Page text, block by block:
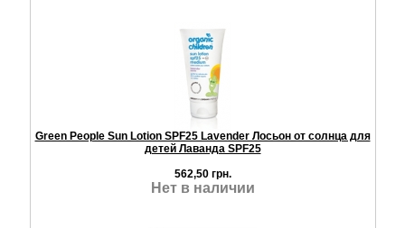
Green People Sun Lotion SPF25 Lavender Лосьон от солнца для
детей Лаванда SPF25
562,50 грн.
Нет в наличии